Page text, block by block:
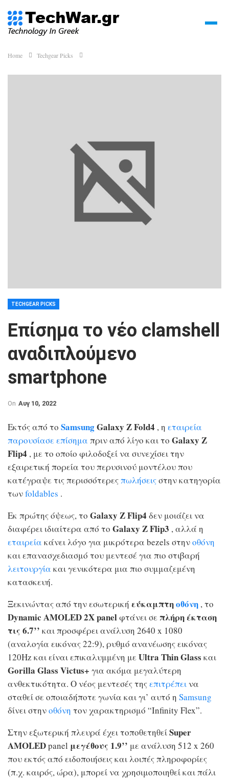
Home Techgear Picks
TECHGEAR PICKS
Επίσημα το νέο clamshell
αναδιπλούμενο
smartphone
On Αυγ 10, 2022
Εκτός από το SamsungGalaxy Z Fold4 , η εταιρεία
παρουσίασεεπίσημα πριν από λίγο και το Galaxy Z
Flip4 , με το οποίο φιλοδοξεί να συνεχίσει την
εξαιρετική πορεία του περυσινού μοντέλου που
κατέγραψε τις περισσότερεςπωλήσειςστην κατηγορία
τωνfoldables .
Εκ πρώτης όψεως, το Galaxy Z Flip4 δεν μοιάζει να
διαφέρει ιδιαίτερα από το Galaxy Z Flip3 , αλλά η
εταιρεία κάνει λόγο για μικρότερα bezels στηνοθόνη
και επανασχεδιασμό του μεντεσέ για πιο στιβαρή
λειτουργία και γενικότερα μια πιο συμμαζεμένη
κατασκευή.
Ξεκινώντας από την εσωτερική εύκαμπτηοθόνη , το
Dynamic AMOLED 2X panelφτάνει σεπλήρη έκταση
τις 6.7’’ και προσφέρει ανάλυση 2640 x 1080
(αναλογία εικόνας 22:9), ρυθμό ανανέωσης εικόνας
120Hz και είναι επικαλυμμένη μεUltra Thin Glass και
Gorilla Glass Victus+ για ακόμα μεγαλύτερη
ανθεκτικότητα. Ο νέος μεντεσές τηςεπιτρέπεινα
σταθεί σε οποιαδήποτε γωνία και γι’ αυτό η Samsung
δίνει στηνοθόνη τον χαρακτηρισμό “Infinity Flex”.
Στην εξωτερική πλευρά έχει τοποθετηθείSuper
AMOLEDpanel μεγέθους 1.9’’ με ανάλυση 512 x 260
που εκτός από ειδοποιήσεις και λοιπές πληροφορίες
(π.χ. καιρός, ώρα), μπορεί να χρησιμοποιηθεί και πάλι